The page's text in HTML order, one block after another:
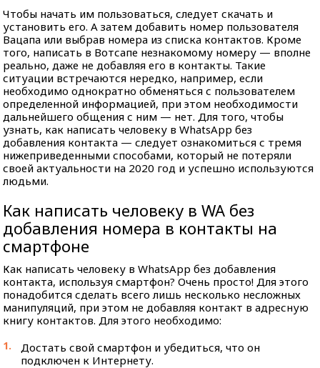
Чтобы начать им пользоваться, следует скачать и
установить его. А затем добавить номер пользователя
Вацапа или выбрав номера из списка контактов. Кроме
того, написать в Вотсапе незнакомому номеру — вполне
реально, даже не добавляя его в контакты. Такие
ситуации встречаются нередко, например, если
необходимо однократно обменяться с пользователем
определенной информацией, при этом необходимости
дальнейшего общения с ним — нет. Для того, чтобы
узнать, как написать человеку в WhatsApp без
добавления контакта — следует ознакомиться с тремя
нижеприведенными способами, который не потеряли
своей актуальности на 2020 год и успешно используются
людьми.
Как написать человеку в WA без
добавления номера в контакты на
смартфоне
Как написать человеку в WhatsApp без добавления
контакта, используя смартфон? Очень просто! Для этого
понадобится сделать всего лишь несколько несложных
манипуляций, при этом не добавляя контакт в адресную
книгу контактов. Для этого необходимо:
Достать свой смартфон и убедиться, что он
подключен к Интернету.